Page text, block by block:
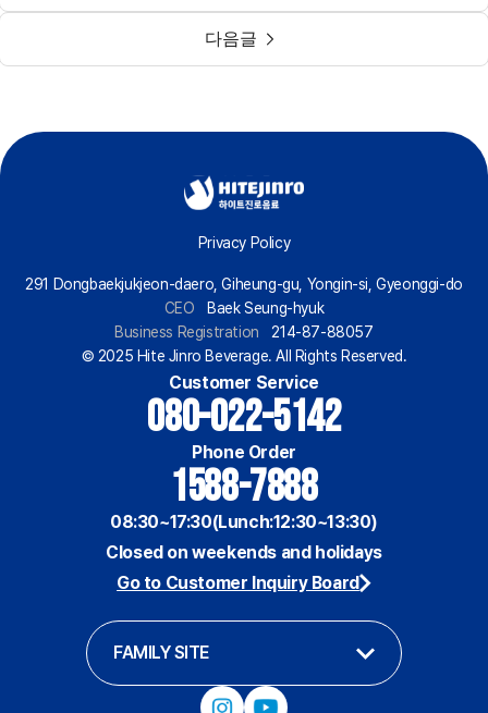
다음글
Privacy Policy
291 Dongbaekjukjeon-daero, Giheung-gu, Yongin-si, Gyeonggi-do
CEO
Baek Seung-hyuk
Business Registration
214-87-88057
© 2025 Hite Jinro Beverage. All Rights Reserved.
Customer Service
080-022-5142
Phone Order
1588-7888
08:30~17:30(Lunch:12:30~13:30)
Closed on weekends and holidays
Go to Customer Inquiry Board
FAMILY SITE